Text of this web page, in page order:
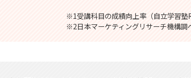
※1受講科目の成績向上率（自立学習塾
※2日本マーケティングリサーチ機構調